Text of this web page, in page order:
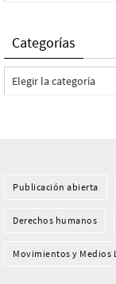
Categorías
Categorías
Publicación abierta
Derechos humanos
Movimientos y Medios